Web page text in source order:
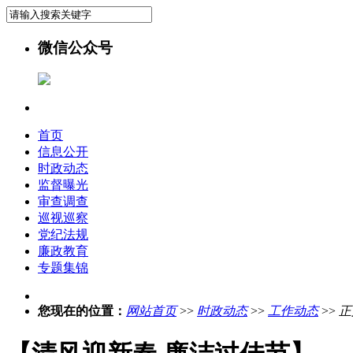
微信公众号
首页
信息公开
时政动态
监督曝光
审查调查
巡视巡察
党纪法规
廉政教育
专题集锦
您现在的位置： 网站首页>> 时政动态>> 工作动态>>